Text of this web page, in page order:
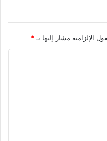
الإلزامية مشار إليها بـ*